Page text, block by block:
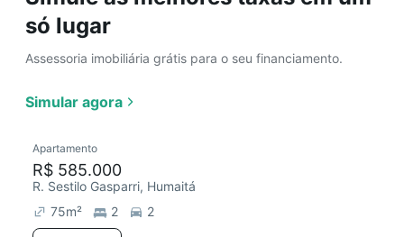
só lugar
Assessoria imobiliária grátis para o seu financiamento.
Simular agora
Apartamento
R$ 585.000
R. Sestilo Gasparri, Humaitá
75m² 2
2